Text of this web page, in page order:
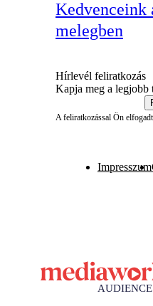
Kedvenceink
melegben
Hírlevél feliratkozás
Kapja meg a legjobb
A feliratkozással Ön
Impresszum